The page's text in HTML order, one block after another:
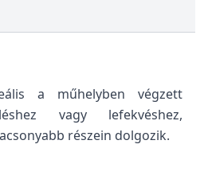
a műhelyben végzett
vagy lefekvéshez,
részein dolgozik.